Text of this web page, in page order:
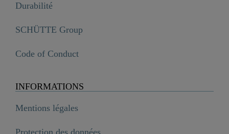
Durabilité
SCHÜTTE Group
Code of Conduct
INFORMATIONS
Mentions légales